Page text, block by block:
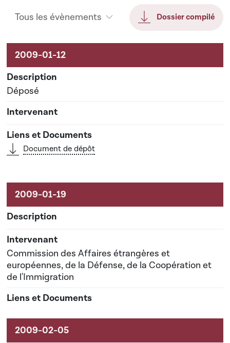
Tous les évènements Dossier compilé
Activités sur le dossier
Déposé
Document de dépôt
Commission des Affaires étrangères et
européennes, de la Défense, de la Coopération et
de l'Immigration